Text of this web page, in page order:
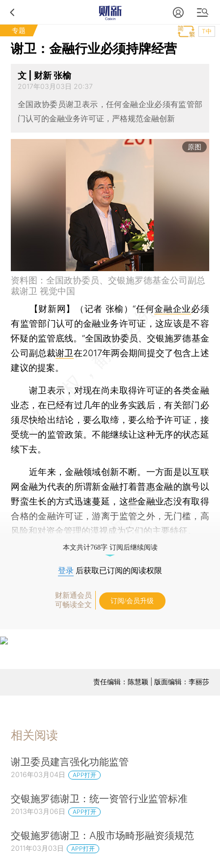
专题 T中
谢卫：金融行业必须持牌经营
文 | 财新 张榆
2017年03月03日 20:37
全国政协委员谢卫表示，任何金融企业必须有监管部
门认可的金融业务许可证，严格规范金融创新
原图
资料图：全国政协委员、交银施罗德基金公司副总
裁谢卫 视觉中国
【财新网】（记者 张榆）“任何金融企业必须
有监管部门认可的金融业务许可证，这应该是不容
怀疑的监管底线。”全国政协委员、交银施罗德基金
公司副总裁谢卫在2017年两会期间提交了包含上述
建议的提案。
谢卫表示，对现在尚未取得许可证的各类金融
业态，在已经有过几年的业务实践后，有关部门必
须尽快给出结论，要么取缔，要么给予许可证，接
受统一的监管政策。不能继续让这种无序的状态延
续下去。
近年来，金融领域创新不断。一方面是以互联
网金融为代表的所谓新金融打着普惠金融的旗号以
野蛮生长的方式迅速蔓延，这些金融业态没有取得
合格的金融许可证，游离于监管之外，无门槛，高
风险和对资金管理的漠视成为它们的主要特征。
本文共计768字 订阅后继续阅读
登录 后获取已订阅的阅读权限
财新通会员
可畅读全文
订阅/会员升级
责任编辑：陈慧颖 | 版面编辑：李丽莎
相关阅读
谢卫委员建言强化功能监管
2016年03月04日 APP打开
交银施罗德谢卫：统一资管行业监管标准
2013年03月06日 APP打开
交银施罗德谢卫：A股市场畸形融资须规范
2011年03月03日 APP打开